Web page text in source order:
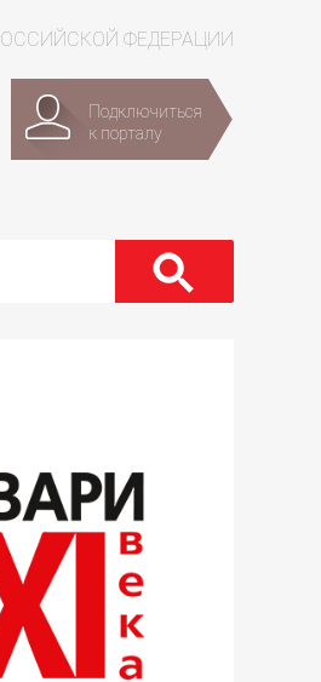
ФЕДЕРАЦИИ
Подключиться
к порталу